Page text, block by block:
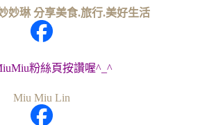
妙琳 分享美食.旅行.美好生活
粉絲頁按讚喔^_^
Miu Miu Lin